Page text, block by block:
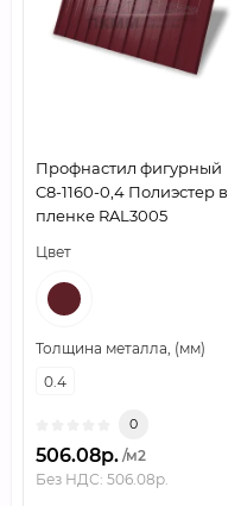
Профнастил фигурный
C8-1160-0,4 Полиэстер в
пленке RAL3005
Цвет
Толщина металла, (мм)
0.4
0
506.08р. /м2
Без НДС: 506.08р.